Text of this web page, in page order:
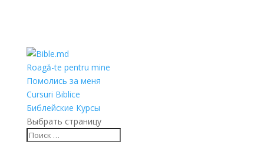
Roagă-te pentru mine
Помолись за меня
Cursuri Biblice
Библейские Курсы
Выбрать страницу